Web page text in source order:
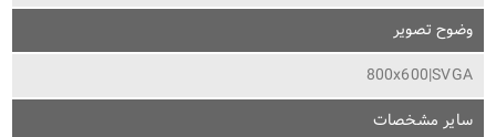
وضوح تصویر
800x600|SVGA
سایر مشخصات